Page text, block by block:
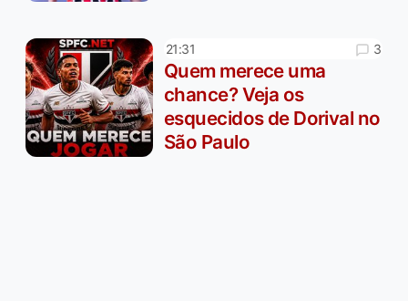
21:31 3
Quem merece uma
chance? Veja os
esquecidos de Dorival no
São Paulo